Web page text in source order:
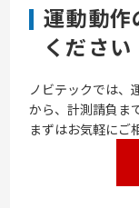
運動動作
ください
ノビテックでは、
から、計測請負ま
まずはお気軽にご